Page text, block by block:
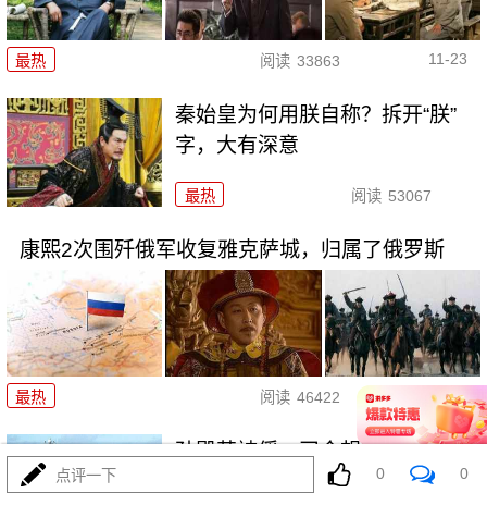
最热 阅读 33863 11-23
秦始皇为何用朕自称？拆开“朕”
字，大有深意
最热 阅读 53067
康熙2次围歼俄军收复雅克萨城，归属了俄罗斯
最热 阅读 46422 11-22
孙殿英被俘，司令想起他曾盗过
点评一下 0 0